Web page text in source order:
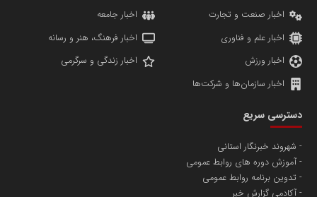
پایگاه اطلاع رسانی اعتلای نهادهای مردمی
تامین آهن اسفنجی تولیدکنندگان فولاد در کشور
مسعودصادقی
اخبار صنعت و تجارت
اخبار جامعه
اخبار علم و فناوری
اخبار فرهنگ، هنر و رسانه
اخبار ورزش
اخبار زندگی و سرگرمی
اخبار سازمان‌ها و شرکت‌ها
دسترسی سریع
شهروند خبرنگار استانی
آموزش دوره های روابط عمومی
تدوین برنامه روابط عمومی
آکادمی گزارش خبر